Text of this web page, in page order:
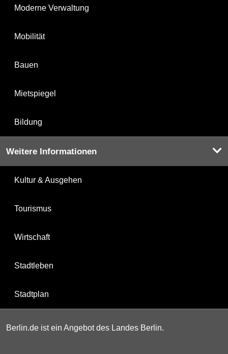
Moderne Verwaltung
Mobilität
Bauen
Mietspiegel
Bildung
Weitere Informationen
Kultur & Ausgehen
Tourismus
Wirtschaft
Stadtleben
Stadtplan
Berlin.de ist ein Angebot des Landes Berlin.